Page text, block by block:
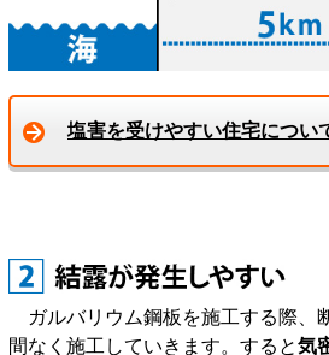
塩害を受けやすい住宅につい
ガルバリウム鋼板を施工する際、
間なく施工していきます。すると気